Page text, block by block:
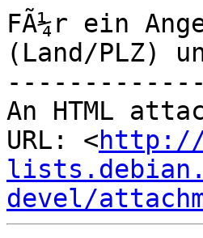
FÃ¼r ein
(Land/PLZ)
An HTML
URL: <
devel/